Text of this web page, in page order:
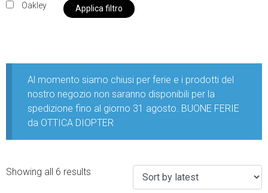
Oakley Applica filtro
Al momento siamo chiusi per ferie e i prodotti del
nostro negozio non saranno disponibili per la
spedizione fino al giorno 31 agosto. BUONE FERIE
da OTTICA DIOPTER
Showing all 6 results